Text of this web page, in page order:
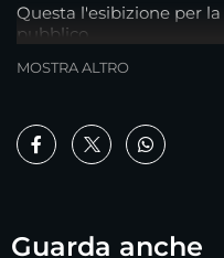
Questa l'esibizione per
pubblico
MOSTRA ALTRO
Guarda anche